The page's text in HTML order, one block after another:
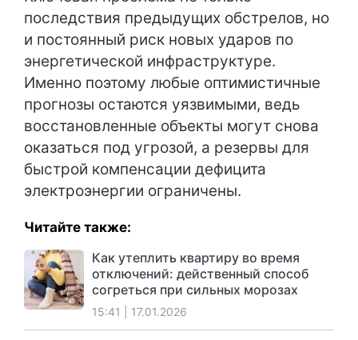
последствия предыдущих обстрелов, но
и постоянный риск новых ударов по
энергетической инфраструктуре.
Именно поэтому любые оптимистичные
прогнозы остаются уязвимыми, ведь
восстановленные объекты могут снова
оказаться под угрозой, а резервы для
быстрой компенсации дефицита
электроэнергии ограничены.
Читайте также:
Как утеплить квартиру во время
отключений: действенный способ
согреться при сильных морозах
15:41 | 17.01.2026